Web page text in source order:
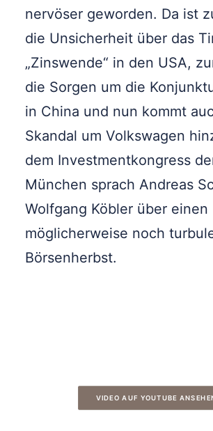
nervöser geworden. Da ist
die Unsicherheit über das
„Zinswende“ in den USA,
die Sorgen um die
in China und nun kommt
Skandal um Volkswagen
dem Investmentkongress
München sprach Andreas
Wolfgang Köbler über einen
möglicherweise noch
Börsenherbst.
VIDEO AUF YOUTUBE